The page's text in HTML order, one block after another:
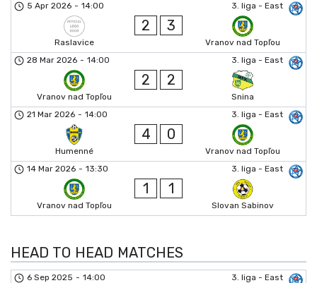
3. liga - East
5 Apr 2026 - 14:00
Raslavice
2 3
Vranov nad Topľou
3. liga - East
28 Mar 2026 - 14:00
Vranov nad Topľou
2 2
Snina
3. liga - East
21 Mar 2026 - 14:00
Humenné
4 0
Vranov nad Topľou
3. liga - East
14 Mar 2026 - 13:30
Vranov nad Topľou
1 1
Slovan Sabinov
HEAD TO HEAD MATCHES
3. liga - East
6 Sep 2025 - 14:00